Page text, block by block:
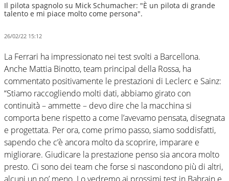
Il pilota spagnolo su Mick Schumacher: "È un pilota di grande
talento e mi piace molto come persona".
26/02/22 15:12
La Ferrari ha impressionato nei test svolti a Barcellona.
Anche Mattia Binotto, team principal della Rossa, ha
commentato positivamente le prestazioni di Leclerc e Sainz:
“Stiamo raccogliendo molti dati, abbiamo girato con
continuità – ammette – devo dire che la macchina si
comporta bene rispetto a come l’avevamo pensata, disegnata
e progettata. Per ora, come primo passo, siamo soddisfatti,
sapendo che c’è ancora molto da scoprire, imparare e
migliorare. Giudicare la prestazione penso sia ancora molto
presto. Ci sono dei team che forse si nascondono più di altri,